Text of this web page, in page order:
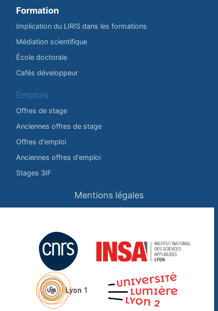
Formation
Implication du LIRIS dans les formations
Médiation scientifique
École doctorale
Cafés développeur
Emplois
Offres de stage
Anciennes offres de stage
Offres d'emploi
Anciennes offres d'emploi
Stages 3IF
Mentions légales